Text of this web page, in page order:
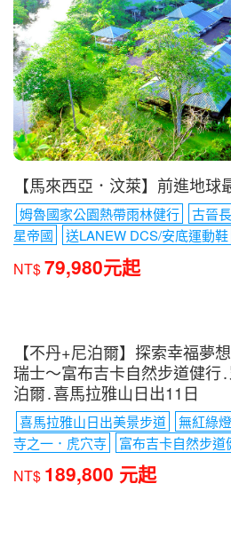
【馬來西亞】挑戰東南亞第一
保證成團-9/22 長鼻猴生態 探訪
NT$68,000 元起
【馬來西亞．汶萊】前進地球
姆魯國家公園熱帶雨林健行 古晉
送LANEW DCS/安底運動鞋
79,980元起